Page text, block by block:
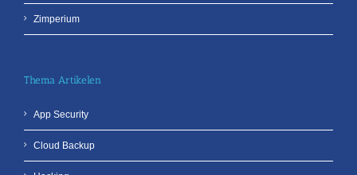
Zimperium
Thema Artikelen
App Security
Cloud Backup